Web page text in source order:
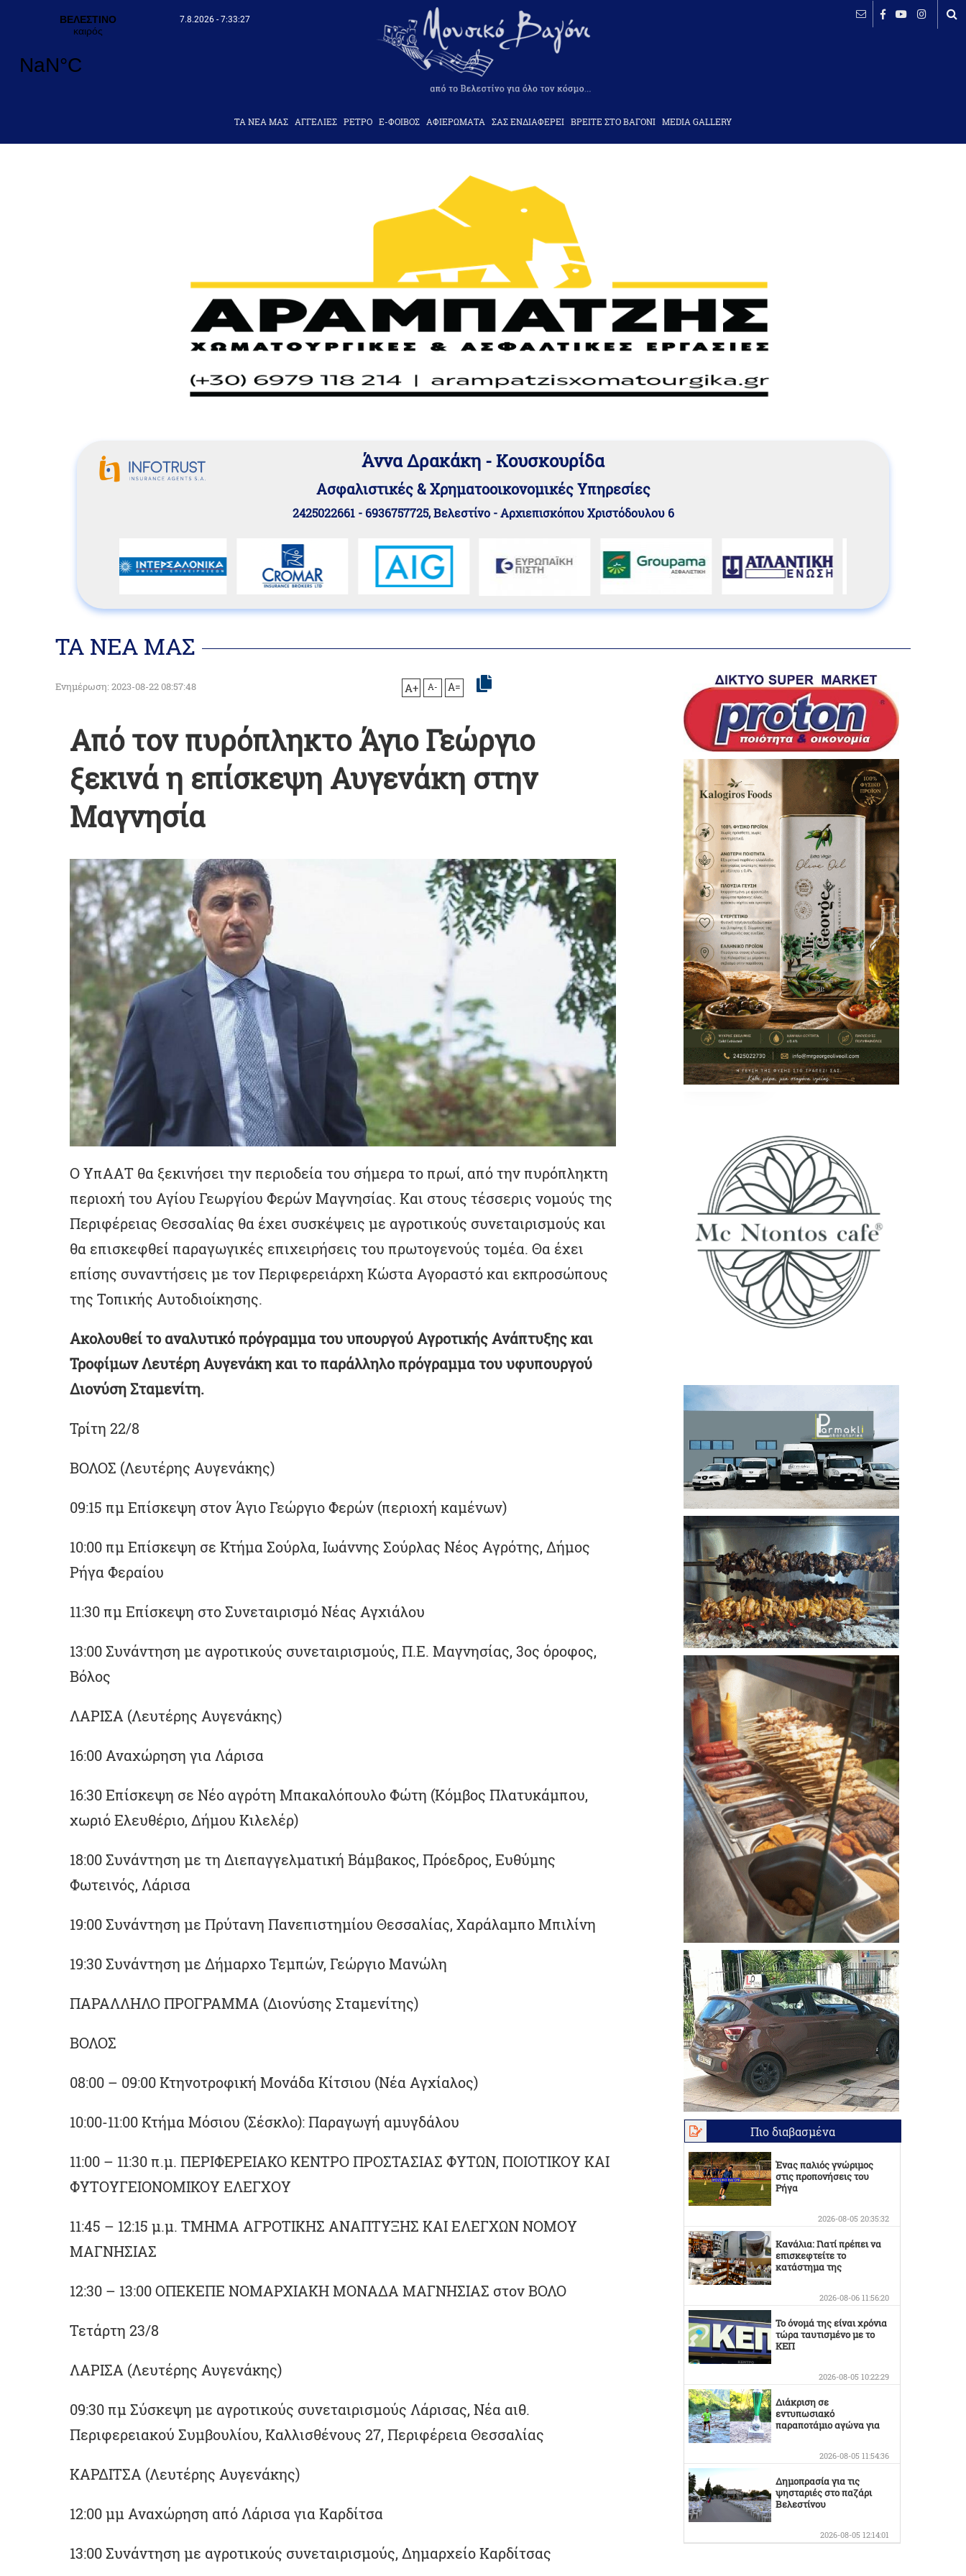
7.8.2026 - 7:33:28
ΤΑ ΝΕΑ ΜΑΣ AΓΓΕΛΙΕΣ ΡΕΤΡΟ Ε-ΦΟΙΒΟΣ ΑΦΙΕΡΩΜΑΤΑ ΣΑΣ ΕΝΔΙΑΦΕΡΕΙ ΒΡΕΙΤΕ ΣΤΟ ΒΑΓΟΝΙ MEDIA GALLERY
Άννα Δρακάκη - Κουσκουρίδα
Aσφαλιστικές & Χρηματοοικονομικές Υπηρεσίες
2425022661 - 6936757725, Βελεστίνο - Αρχιεπισκόπου Χριστόδουλου 6
ΤΑ ΝΕΑ ΜΑΣ
Ενημέρωση: 2023-08-22 08:57:48 A+ A- A=
Από τον πυρόπληκτο Άγιο Γεώργιο
ξεκινά η επίσκεψη Αυγενάκη στην
Μαγνησία
Ο ΥπΑΑΤ θα ξεκινήσει την περιοδεία του σήμερα το πρωί, από την πυρόπληκτη
περιοχή του Αγίου Γεωργίου Φερών Μαγνησίας. Και στους τέσσερις νομούς της
Περιφέρειας Θεσσαλίας θα έχει συσκέψεις με αγροτικούς συνεταιρισμούς και
θα επισκεφθεί παραγωγικές επιχειρήσεις του πρωτογενούς τομέα. Θα έχει
επίσης συναντήσεις με τον Περιφερειάρχη Κώστα Αγοραστό και εκπροσώπους
της Τοπικής Αυτοδιοίκησης.
Ακολουθεί το αναλυτικό πρόγραμμα του υπουργού Αγροτικής Ανάπτυξης και
Τροφίμων Λευτέρη Αυγενάκη και το παράλληλο πρόγραμμα του υφυπουργού
Διονύση Σταμενίτη.
Τρίτη 22/8
ΒΟΛΟΣ (Λευτέρης Αυγενάκης)
09:15 πμ Επίσκεψη στον Άγιο Γεώργιο Φερών (περιοχή καμένων)
10:00 πμ Επίσκεψη σε Κτήμα Σούρλα, Ιωάννης Σούρλας Νέος Αγρότης, Δήμος
Ρήγα Φεραίου
11:30 πμ Επίσκεψη στο Συνεταιρισμό Νέας Αγχιάλου
13:00 Συνάντηση με αγροτικούς συνεταιρισμούς, Π.Ε. Μαγνησίας, 3ος όροφος,
Βόλος
ΛΑΡΙΣΑ (Λευτέρης Αυγενάκης)
16:00 Αναχώρηση για Λάρισα
16:30 Επίσκεψη σε Νέο αγρότη Μπακαλόπουλο Φώτη (Κόμβος Πλατυκάμπου,
χωριό Ελευθέριο, Δήμου Κιλελέρ)
18:00 Συνάντηση με τη Διεπαγγελματική Βάμβακος, Πρόεδρος, Ευθύμης
Φωτεινός, Λάρισα
19:00 Συνάντηση με Πρύτανη Πανεπιστημίου Θεσσαλίας, Χαράλαμπο Μπιλίνη
19:30 Συνάντηση με Δήμαρχο Τεμπών, Γεώργιο Μανώλη
ΠΑΡΑΛΛΗΛΟ ΠΡΟΓΡΑΜΜΑ (Διονύσης Σταμενίτης)
ΒΟΛΟΣ
08:00 – 09:00 Κτηνοτροφική Μονάδα Κίτσιου (Νέα Αγχίαλος)
10:00-11:00 Κτήμα Μόσιου (Σέσκλο): Παραγωγή αμυγδάλου
11:00 – 11:30 π.μ. ΠΕΡΙΦΕΡΕΙΑΚΟ ΚΕΝΤΡΟ ΠΡΟΣΤΑΣΙΑΣ ΦΥΤΩΝ, ΠΟΙΟΤΙΚΟΥ ΚΑΙ
ΦΥΤΟΥΓΕΙΟΝΟΜΙΚΟΥ ΕΛΕΓΧΟΥ
11:45 – 12:15 μ.μ. ΤΜΗΜΑ ΑΓΡΟΤΙΚΗΣ ΑΝΑΠΤΥΞΗΣ ΚΑΙ ΕΛΕΓΧΩΝ ΝΟΜΟΥ
ΜΑΓΝΗΣΙΑΣ
12:30 – 13:00 ΟΠΕΚΕΠΕ ΝΟΜΑΡΧΙΑΚΗ ΜΟΝΑΔΑ ΜΑΓΝΗΣΙΑΣ στον ΒΟΛΟ
Τετάρτη 23/8
ΛΑΡΙΣΑ (Λευτέρης Αυγενάκης)
09:30 πμ Σύσκεψη με αγροτικούς συνεταιρισμούς Λάρισας, Νέα αιθ.
Περιφερειακού Συμβουλίου, Καλλισθένους 27, Περιφέρεια Θεσσαλίας
ΚΑΡΔΙΤΣΑ (Λευτέρης Αυγενάκης)
12:00 μμ Αναχώρηση από Λάρισα για Καρδίτσα
13:00 Συνάντηση με αγροτικούς συνεταιρισμούς, Δημαρχείο Καρδίτσας
Πιο διαβασμένα
Ένας παλιός γνώριμος
στις προπονήσεις του
Ρήγα
2026-08-05 20:35:32
Κανάλια: Γιατί πρέπει να
επισκεφτείτε το
κατάστημα της
2026-08-06 11:56:20
Το όνομά της είναι χρόνια
τώρα ταυτισμένο με το
ΚΕΠ
2026-08-05 10:22:29
Διάκριση σε
εντυπωσιακό
παραποτάμιο αγώνα για
2026-08-05 11:54:36
Δημοπρασία για τις
ψησταριές στο παζάρι
Βελεστίνου
2026-08-05 12:14:01